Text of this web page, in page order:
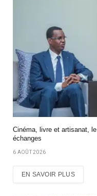
Cinéma, livre et artisanat,
échanges
6 AOÛT 2026
EN SAVOIR PLUS